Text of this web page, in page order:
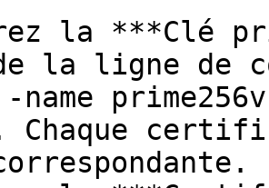
la ***Clé
la ligne de
-name
Chaque